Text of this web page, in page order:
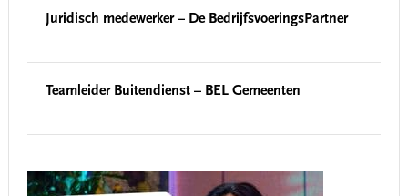
Juridisch medewerker – De BedrijfsvoeringsPartner
Teamleider Buitendienst – BEL Gemeenten